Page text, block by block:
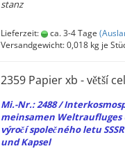
stanz
Lieferzeit: ca. 3-4 Tage
Versandgewicht:0,018kg je
2359 Pa­pier xb - větší
Mi.-Nr.: 2488 /
mein­sa­men Weltrauflu­ges
výročí společného letu
und Kap­sel